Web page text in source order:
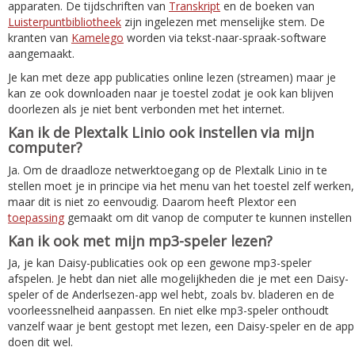
apparaten. De tijdschriften van Transkript en de boeken van
Luisterpuntbibliotheek zijn ingelezen met menselijke stem. De
kranten van Kamelego worden via tekst-naar-spraak-software
aangemaakt.
Je kan met deze app publicaties online lezen (streamen) maar je
kan ze ook downloaden naar je toestel zodat je ook kan blijven
doorlezen als je niet bent verbonden met het internet.
Kan ik de Plextalk Linio ook instellen via mijn
computer?
Ja. Om de draadloze netwerktoegang op de Plextalk Linio in te
stellen moet je in principe via het menu van het toestel zelf werken,
maar dit is niet zo eenvoudig. Daarom heeft Plextor een
toepassing gemaakt om dit vanop de computer te kunnen instellen
Kan ik ook met mijn mp3-speler lezen?
Ja, je kan Daisy-publicaties ook op een gewone mp3-speler
afspelen. Je hebt dan niet alle mogelijkheden die je met een Daisy-
speler of de Anderlsezen-app wel hebt, zoals bv. bladeren en de
voorleessnelheid aanpassen. En niet elke mp3-speler onthoudt
vanzelf waar je bent gestopt met lezen, een Daisy-speler en de app
doen dit wel.